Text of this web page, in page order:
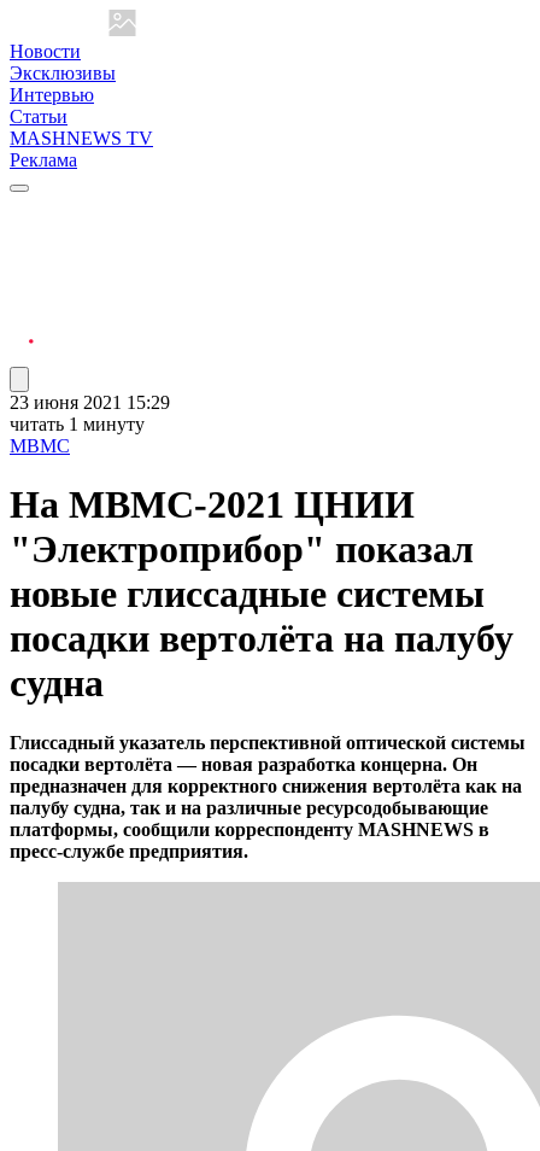
Новости
Эксклюзивы
Интервью
Статьи
MASHNEWS TV
Реклама
23 июня 2021 15:29
читать 1 минуту
МВМС
На МВМС-2021 ЦНИИ
"Электроприбор" показал
новые глиссадные системы
посадки вертолёта на палубу
судна
Глиссадный указатель перспективной оптической системы
посадки вертолёта — новая разработка концерна. Он
предназначен для корректного снижения вертолёта как на
палубу судна, так и на различные ресурсодобывающие
платформы, сообщили корреспонденту MASHNEWS в
пресс-службе предприятия.